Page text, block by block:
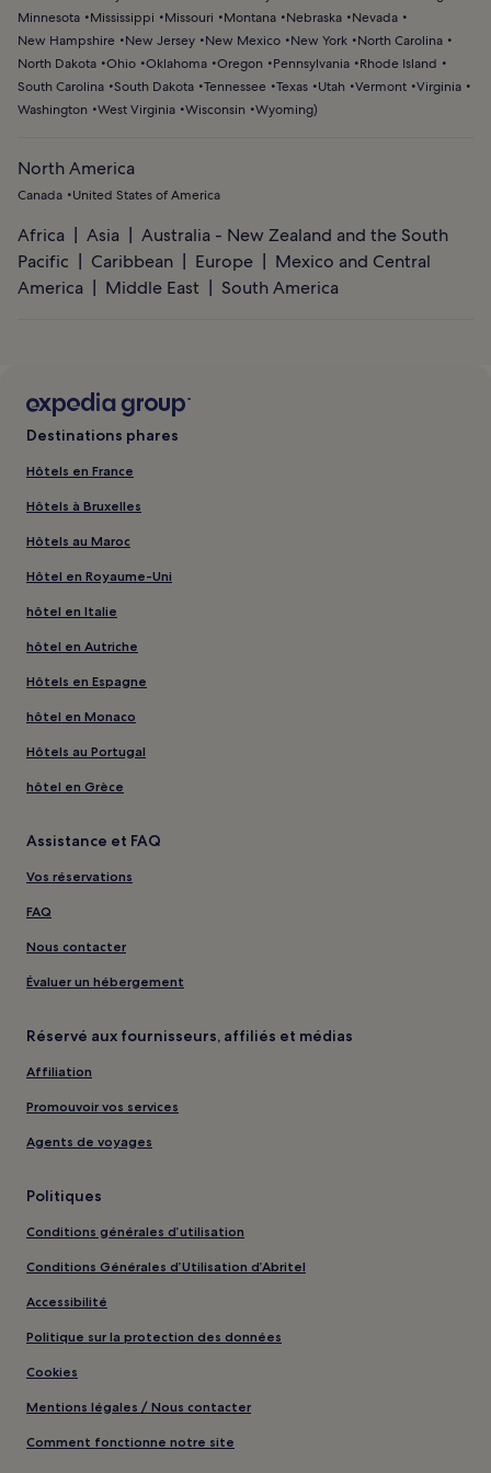
Minnesota
Mississippi Missouri Montana Nebraska
Nevada
New Hampshire
New Jersey New Mexico New York
North Carolina
North Dakota Ohio Oklahoma Oregon Pennsylvania
Rhode Island
South Carolina South Dakota Tennessee Texas Utah Vermont Virginia
Washington
West Virginia Wisconsin Wyoming)
North America
Canada United States of America
Africa Asia
Australia - New Zealand and the South
Pacific
Caribbean Europe
Mexico and Central
America
Middle East South America
Destinations phares
Hôtels en France
Hôtels à Bruxelles
Hôtels au Maroc
Hôtel en Royaume-Uni
hôtel en Italie
hôtel en Autriche
Hôtels en Espagne
hôtel en Monaco
Hôtels au Portugal
hôtel en Grèce
Assistance et FAQ
Vos réservations
FAQ
Nous contacter
Évaluer un hébergement
Réservé aux fournisseurs, affiliés et médias
Affiliation
Promouvoir vos services
Agents de voyages
Politiques
Conditions générales d’utilisation
Conditions Générales d’Utilisation d’Abritel
Accessibilité
Politique sur la protection des données
Cookies
Mentions légales / Nous contacter
Comment fonctionne notre site